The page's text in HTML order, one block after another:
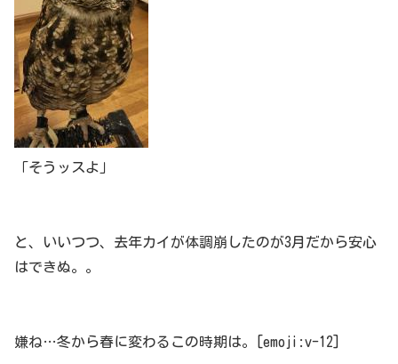
「そうッスよ」
と、いいつつ、去年カイが体調崩したのが3月だから安心
はできぬ。。
嫌ね…冬から春に変わるこの時期は。[emoji:v-12]